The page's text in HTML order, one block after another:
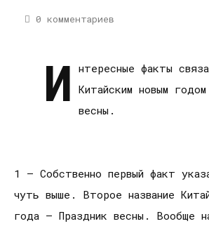
0 комментариев
И нтересные факты
Китайским новым
весны.
1 — Собственно первый факт
чуть выше. Второе название
года — Праздник весны. Вообще